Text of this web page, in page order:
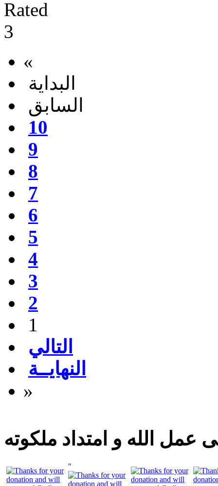
«
البداية
السابق
10
9
8
7
6
5
4
3
2
1
التالي
النهايــة
»
عمل الله و امتداد ملكوته
"